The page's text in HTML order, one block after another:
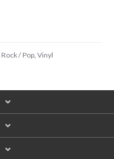
Rock / Pop, Vinyl